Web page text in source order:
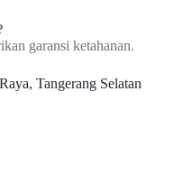
garansi ketahanan.
Tangerang Selatan